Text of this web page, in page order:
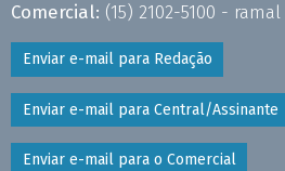
Comercial: (15) 2102-5100 - ramal
Enviar e-mail para Redação
Enviar e-mail para Central/Assinante
Enviar e-mail para o Comercial